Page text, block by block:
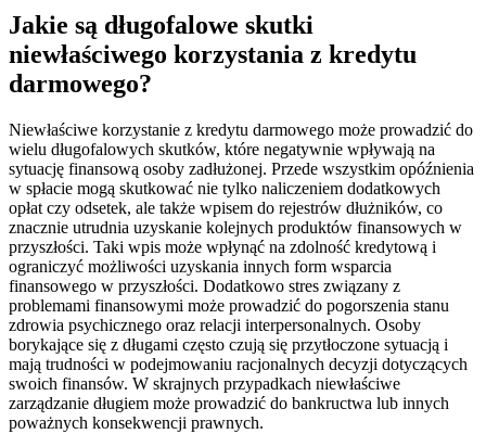
Jakie są długofalowe skutki
niewłaściwego korzystania z kredytu
darmowego?
Niewłaściwe korzystanie z kredytu darmowego może prowadzić do
wielu długofalowych skutków, które negatywnie wpływają na
sytuację finansową osoby zadłużonej. Przede wszystkim opóźnienia
w spłacie mogą skutkować nie tylko naliczeniem dodatkowych
opłat czy odsetek, ale także wpisem do rejestrów dłużników, co
znacznie utrudnia uzyskanie kolejnych produktów finansowych w
przyszłości. Taki wpis może wpłynąć na zdolność kredytową i
ograniczyć możliwości uzyskania innych form wsparcia
finansowego w przyszłości. Dodatkowo stres związany z
problemami finansowymi może prowadzić do pogorszenia stanu
zdrowia psychicznego oraz relacji interpersonalnych. Osoby
borykające się z długami często czują się przytłoczone sytuacją i
mają trudności w podejmowaniu racjonalnych decyzji dotyczących
swoich finansów. W skrajnych przypadkach niewłaściwe
zarządzanie długiem może prowadzić do bankructwa lub innych
poważnych konsekwencji prawnych.